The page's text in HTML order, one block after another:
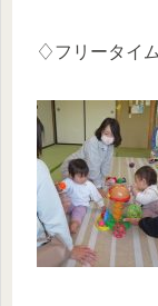
♢フリータイ